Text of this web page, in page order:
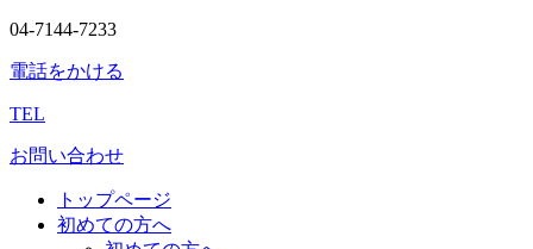
04-7144-7233
電話をかける
TEL
お問い合わせ
トップページ
初めての方へ